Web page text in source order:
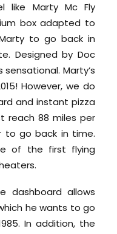
like Marty Mc Fly
box adapted to
to go back in
Designed by Doc
Marty’s
However, we do
and instant pizza
reach 88 miles per
to go back in time.
of the first flying
dashboard allows
he wants to go
In addition, the